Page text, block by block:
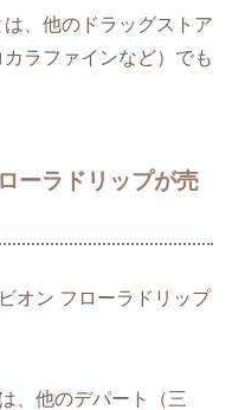
、他のドラッグストア
ラファインなど）でも
ーラドリップが売
オン フローラドリップ
、他のデパート（三